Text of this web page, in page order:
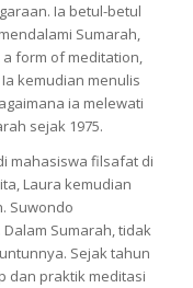
Ia betul-betul
Sumarah,
form of meditation,
kemudian menulis
ia melewati
sejak 1975.
mahasiswa filsafat di
Laura kemudian
Suwondo
Sumarah, tidak
Sejak tahun
dan praktik meditasi